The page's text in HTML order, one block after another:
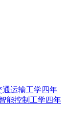
通运输工学四年
能控制工学四年